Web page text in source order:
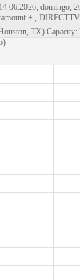
domingo,
+ ,
TX) Capacity: